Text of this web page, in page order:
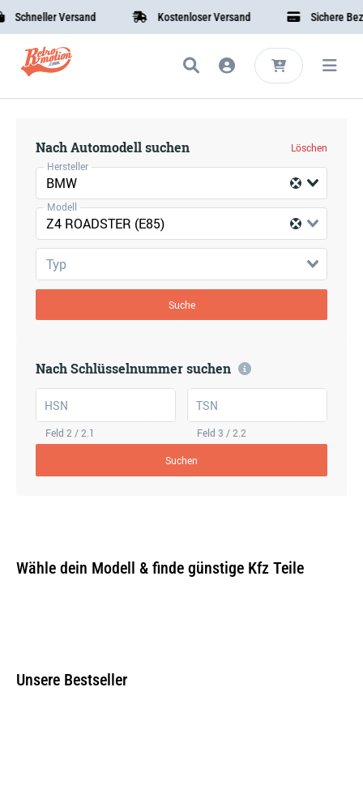
Schneller Versand Kostenloser Versand Sichere
Nach Automodell suchen
Löschen
Hersteller
BMW
Modell
Z4 ROADSTER (E85)
Typ
Suche
Nach Schlüsselnummer suchen
HSN
Feld 2 / 2.1
TSN
Feld 3 / 2.2
Suchen
Wähle dein Modell & finde günstige Kfz Teile
Unsere Bestseller